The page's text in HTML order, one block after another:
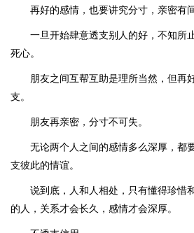
再好的感情，也要讲究分寸，亲密有
一旦开始肆意透支别人的好，不知所
死心。
朋友之间互帮互助是理所当然，但再
支。
朋友再亲密，分寸不可失。
无论两个人之间的感情多么深厚，都
支彼此的情谊。
说到底，人和人相处，只有懂得珍惜
的人，关系才会长久，感情才会深厚。